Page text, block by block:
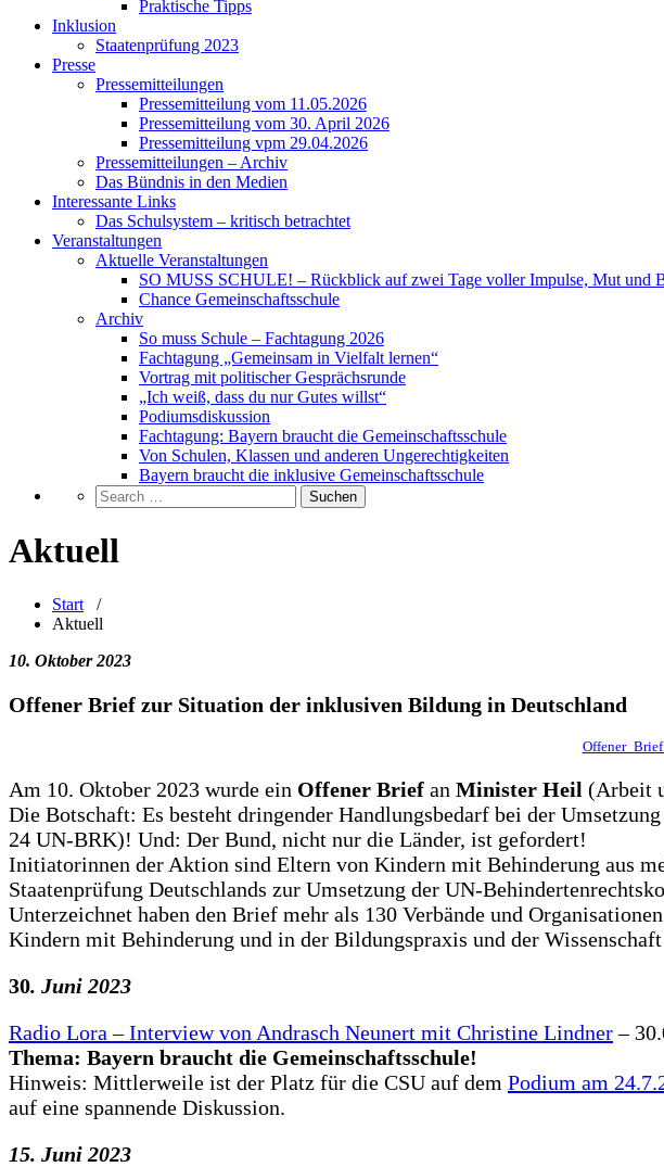
Praktische Tipps
Inklusion
Staatenprüfung 2023
Presse
Pressemitteilungen
Pressemitteilung vom 11.05.2026
Pressemitteilung vom 30. April 2026
Pressemitteilung vpm 29.04.2026
Pressemitteilungen – Archiv
Das Bündnis in den Medien
Interessante Links
Das Schulsystem – kritisch betrachtet
Veranstaltungen
Aktuelle Veranstaltungen
SO MUSS SCHULE! – Rückblick auf zwei Tage voller Impulse, Mut und
Chance Gemeinschaftsschule
Archiv
So muss Schule – Fachtagung 2026
Fachtagung „Gemeinsam in Vielfalt lernen“
Vortrag mit politischer Gesprächsrunde
„Ich weiß, dass du nur Gutes willst“
Podiumsdiskussion
Fachtagung: Bayern braucht die Gemeinschaftsschule
Von Schulen, Klassen und anderen Ungerechtigkeiten
Bayern braucht die inklusive Gemeinschaftsschule
Aktuell
Start /
Aktuell
10. Oktober 2023
Offener Brief zur Situation der inklusiven Bildung in Deutschland
Am 10. Oktober 2023 wurde ein Offener Brief an Minister Heil (Arbeit
Die Botschaft: Es besteht dringender Handlungsbedarf bei der
24 UN-BRK)! Und: Der Bund, nicht nur die Länder, ist gefordert!
Initiatorinnen der Aktion sind Eltern von Kindern mit Behinderung aus
Staatenprüfung Deutschlands zur Umsetzung der UN-
Unterzeichnet haben den Brief mehr als 130 Verbände und
Kindern mit Behinderung und in der Bildungspraxis und der
30. Juni 2023
Radio Lora – Interview von Andrasch Neunert mit Christine Lindner–
Thema: Bayern braucht die Gemeinschaftsschule!
Hinweis: Mittlerweile ist der Platz für die CSU auf dem Podium am
auf eine spannende Diskussion.
15. Juni 2023